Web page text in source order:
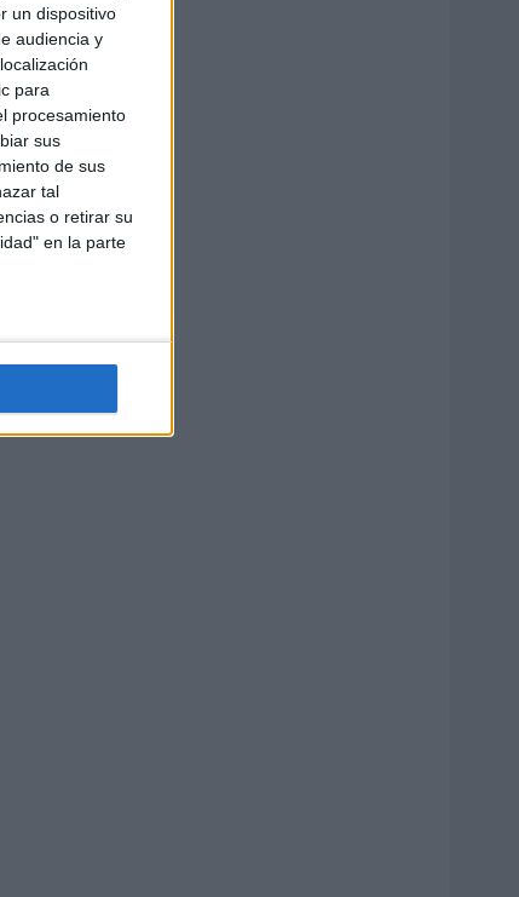
un dispositivo
audiencia y
para
procesamiento
sus
de sus
tal
o retirar su
en la parte